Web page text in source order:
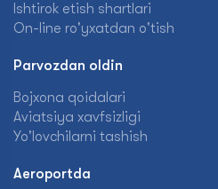
Ishtirok etish shartlari
On-line ro'yxatdan o'tish
Parvozdan oldin
Bojxona qoidalari
Aviatsiya xavfsizligi
Yo'lovchilarni tashish
Aeroportda